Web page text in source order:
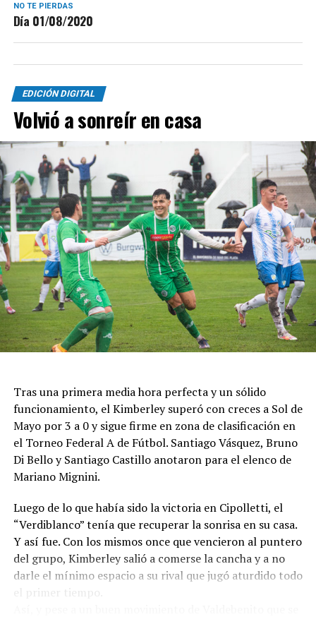
NO TE PIERDAS
Día 01/08/2020
EDICIÓN DIGITAL
Volvió a sonreír en casa
Tras una primera media hora perfecta y un sólido
funcionamiento, el Kimberley superó con creces a Sol de
Mayo por 3 a 0 y sigue firme en zona de clasificación en
el Torneo Federal A de Fútbol. Santiago Vásquez, Bruno
Di Bello y Santiago Castillo anotaron para el elenco de
Mariano Mignini.
Luego de lo que había sido la victoria en Cipolletti, el
“Verdiblanco” tenía que recuperar la sonrisa en su casa.
Y así fue. Con los mismos once que vencieron al puntero
del grupo, Kimberley salió a comerse la cancha y a no
darle el mínimo espacio a su rival que jugó aturdido todo
el primer tiempo.